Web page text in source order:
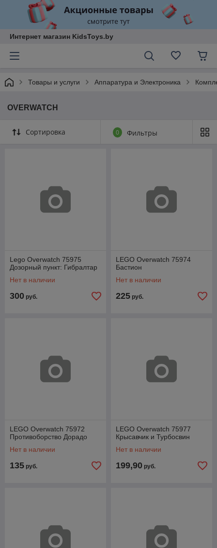
Интернет магазин KidsToys.by
Товары и услуги Аппаратура и Электроника
OVERWATCH
Сортировка 0 Фильтры
Lego Overwatch 75975
Дозорный пункт: Гибралтар
Нет в наличии
300 руб.
LEGO Overwatch 75974
Бастион
Нет в наличии
225 руб.
LEGO Overwatch 75972
Противоборство Дорадо
Нет в наличии
135 руб.
LEGO Overwatch 75977
Крысавчик и Турбосвин
Нет в наличии
199,90 руб.